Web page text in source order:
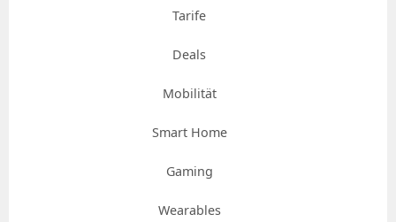
Tarife
Deals
Mobilität
Smart Home
Gaming
Wearables